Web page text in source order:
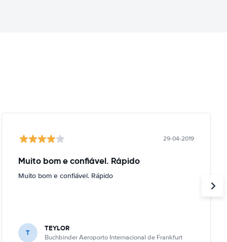
29-04-2019
Muito bom e confiável. Rápido
Muito bom e confiável. Rápido
T TEYLOR
Buchbinder Aeroporto Internacional de Frankfurt